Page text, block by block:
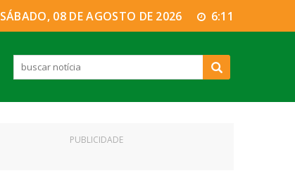
SÁBADO, 08 DE AGOSTO DE 2026 6:11
PUBLICIDADE